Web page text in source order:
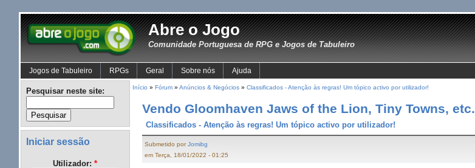
Abre o Jogo
Comunidade Portuguesa de RPG e Jogos de Tabuleiro
Jogos de Tabuleiro RPGs Geral Sobre nós Ajuda
Pesquisar neste site:
Iniciar sessão
Utilizador:*
Início » Fórum» Anúncios & Negócios» Classificados - Atenção às regras! Um tópico activo por utilizador!
Vendo Gloomhaven Jaws of the Lion, Tiny Towns, etc.
Classificados - Atenção às regras! Um tópico activo por utilizador!
Submetido porJomibg
em Terça, 18/01/2022 - 01:25